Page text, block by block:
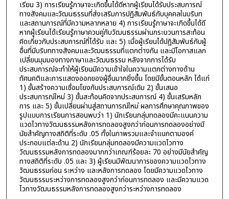
เรียน 3) การเรียนรู้ภาษาจะเกิดขึ้นได้ดีหากผู้เรียนได้รับประสบการณ์
ทางสังคมและวัฒนธรรมที่ส่งเสริมการปฏิสัมพันธ์กับบุคคลในบริบท
และสถานการณ์ที่มีความหลากหลาย 4) การเรียนรู้ภาษาจะเกิดขึ้นได้ดี
หากผู้เรียนได้เรียนรู้ภาษาควบคู่กับวัฒนธรรมผ่านกระบวนการสะท้อน
คิดเกี่ยวกับประสบการณ์ที่ได้รับ และ 5) เมื่อผู้เรียนได้ปฏิสัมพันธ์กับผู้
อื่นที่มีบริบททางสังคมและวัฒนธรรมที่แตกต่างกัน และมีโอกาสแลก
เปลี่ยนมุมมองทางภาษาและวัฒนธรรม หลังจากการได้รับ
ประสบการณ์จะทำให้ผู้เรียนมีความเข้าใจในความแตกต่างทางด้าน
ทัศนคติและการแสดงออกของผู้อื่นมากยิ่งขึ้น โดยมีขั้นตอนหลัก ได้แก่
1) ขั้นสร้างความเชื่อมโยงกับประสบการณ์เดิม 2) ขั้นเสนอ
ประสบการณ์ใหม่ 3) ขั้นสะท้อนคิดจากประสบการณ์ 4) ขั้นเสริมหลัก
การ และ 5) ขั้นเปลี่ยนผ่านสู่สถานการณ์ใหม่ ผลการศึกษาคุณภาพของ
รูปแบบการเรียนการสอนพบว่า 1) นักเรียนกลุ่มทดลองมีคะแนนความ
แวดไวทางวัฒนธรรมหลังการทดลองสูงกว่าก่อนการทดลองอย่างมี
นัยสำคัญทางสถิติที่ระดับ .05 ทั้งในภาพรวมและจำแนกตามองค์
ประกอบแต่ละด้าน 2) นักเรียนกลุ่มทดลองมีความแวดไวทาง
วัฒนธรรมหลังการทดลองมากกว่าเกณฑ์ร้อยละ 70 อย่างมีนัยสำคัญ
ทางสถิติที่ระดับ .05 และ 3) ผู้เรียนมีพัฒนาการของความแวดไวทาง
วัฒนธรรมก่อน ระหว่าง และหลังการทดลอง โดยมีความแวดไวทาง
วัฒนธรรมระหว่างการทดลองสูงกว่าก่อนการทดลอง และมีความแวด
ไวทางวัฒนธรรมหลังการทดลองสูงกว่าระหว่างการทดลอง